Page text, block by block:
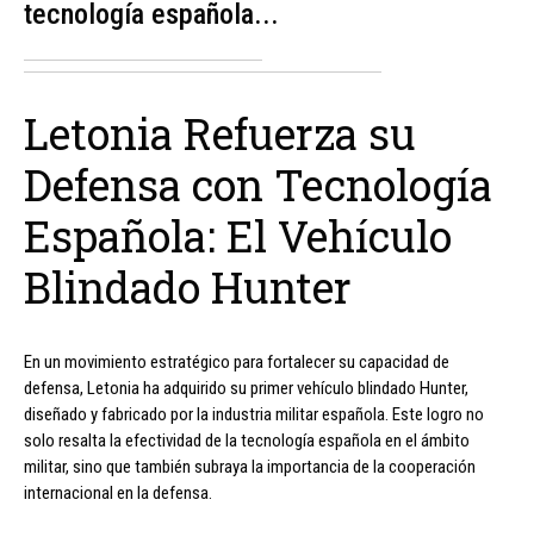
tecnología española...
Letonia Refuerza su
Defensa con Tecnología
Española: El Vehículo
Blindado Hunter
En un movimiento estratégico para fortalecer su capacidad de
defensa, Letonia ha adquirido su primer vehículo blindado Hunter,
diseñado y fabricado por la industria militar española. Este logro no
solo resalta la efectividad de la tecnología española en el ámbito
militar, sino que también subraya la importancia de la cooperación
internacional en la defensa.